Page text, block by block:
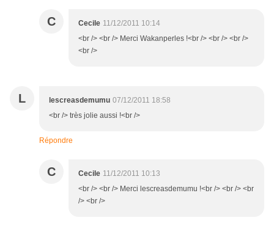
C Cecile 11/12/2011 10:14
<br /> <br /> Merci Wakanperles !<br /> <br /> <br />
<br />
L lescreasdemumu 07/12/2011 18:58
<br /> très jolie aussi !<br />
Répondre
C Cecile 11/12/2011 10:13
<br /> <br /> Merci lescreasdemumu !<br /> <br /> <br
/> <br />